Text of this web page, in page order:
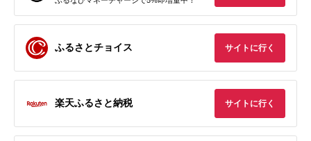
ふるさとチョイス サイトに行く
楽天ふるさと納税 サイトに行く